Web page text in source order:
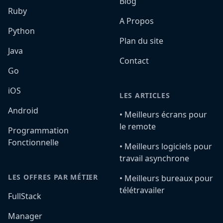
Ruby
Python
Java
Go
iOS
Android
Programmation
Fonctionnelle
LES OFFRES PAR MÉTIER
FullStack
Manager
A Propos
Plan du site
Contact
LES ARTICLES
•️ Meilleurs écrans pour
le remote
•️ Meilleurs logiciels pour
travail asynchrone
•️ Meilleurs bureaux pour
télétravailer